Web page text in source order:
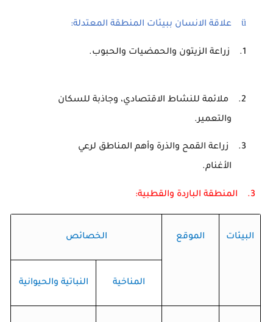
ü علاقة الانسان ببيئات المنطقة المعتدلة:
1. زراعة الزيتون والحمضيات والحبوب.
2.
ملائمة للنشاط الاقتصادي، وجاذبة للسكان
والتعمير.
3.
زراعة القمح والذرة وأهم المناطق لرعي
الأغنام.
3. المنطقة الباردة والقطبية:
البيئات الموقع الخصائص
المناخية النباتية والحيوانية